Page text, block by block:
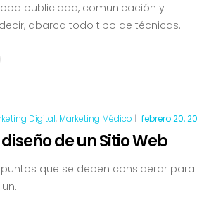
publicidad, comunicación y
abarca todo tipo de técnicas...
Digital, Marketing Médico | febrero 20,
de un Sitio Web
que se deben considerar para